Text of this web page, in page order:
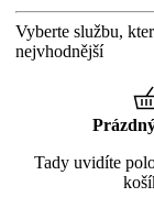
Vyberte službu,
nejvhodnější
Tady uvidíte